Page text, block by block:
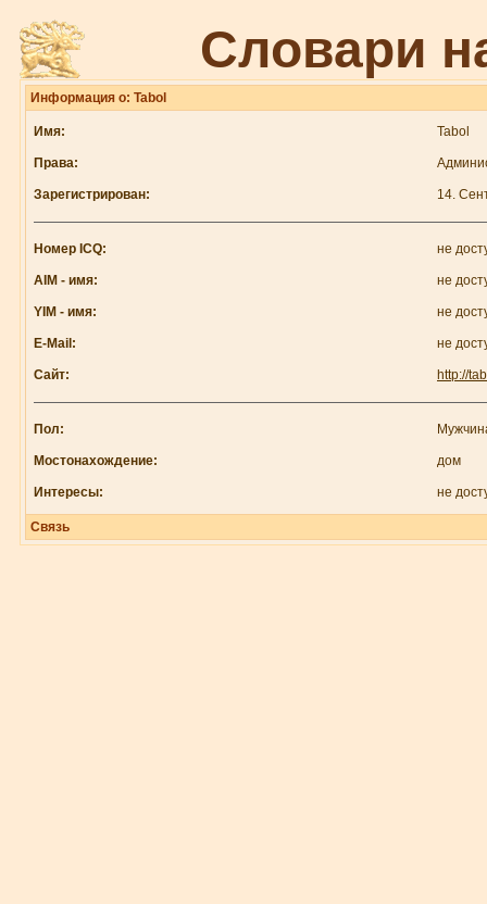
Словари
Информация о: Tabol
Имя: Tabol
Права:
Зарегистрирован: 14.
Номер ICQ: не
AIM - имя: не
YIM - имя: не
E-Mail: не
Сайт: http://
Пол:
Мостонахождение: дом
Интересы: не
Связь